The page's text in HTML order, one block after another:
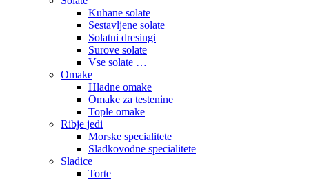
Kuhane solate
Sestavljene solate
Solatni dresingi
Surove solate
Vse solate …
Omake
Hladne omake
Omake za testenine
Tople omake
Ribje jedi
Morske specialitete
Sladkovodne specialitete
Sladice
Torte